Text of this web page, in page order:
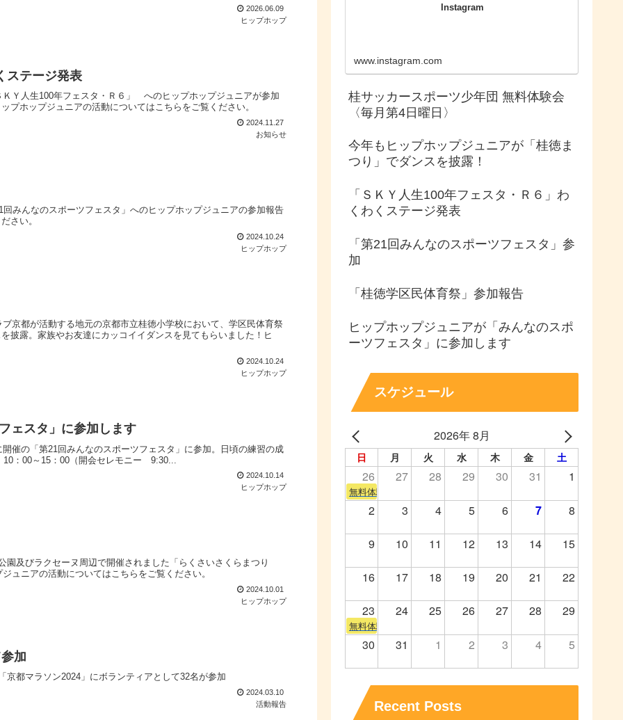
2026.06.09
ヒップホップ
ステージ発表
Ｙ人生100年フェスタ・Ｒ６」 へのヒップホップジュニアが参加
プホップジュニアの活動についてはこちらをご覧ください。
2024.11.27
お知らせ
みんなのスポーツフェスタ」へのヒップホップジュニアの参加報告
さい。
2024.10.24
ヒップホップ
京都が活動する地元の京都市立桂徳小学校において、学区民体育祭
披露。家族やお友達にカッコイイダンスを見てもらいました！ヒ
2024.10.24
ヒップホップ
ェスタ」に参加します
催の「第21回みんなのスポーツフェスタ」に参加。日頃の練習の成
：00～15：00（開会セレモニー 9:30...
2024.10.14
ヒップホップ
及びラクセーヌ周辺で開催されました「らくさいさくらまつり
ュニアの活動についてはこちらをご覧ください。
2024.10.01
ヒップホップ
加
都マラソン2024」にボランティアとして32名が参加
2024.03.10
活動報告
Instagram
www.instagram.com
桂サッカースポーツ少年団 無料体験会
〈毎月第4日曜日〉
今年もヒップホップジュニアが「桂徳ま
つり」でダンスを披露！
「ＳＫＹ人生100年フェスタ・Ｒ６」わ
くわくステージ発表
「第21回みんなのスポーツフェスタ」参
加
「桂徳学区民体育祭」参加報告
ヒップホップジュニアが「みんなのスポ
ーツフェスタ」に参加します
スケジュール
2026年 8月
日 月 火 水 木 金 土
26 27 28 29 30 31 1
無料体験会
2 3 4 5 6 7 8
9 10 11 12 13 14 15
16 17 18 19 20 21 22
23 24 25 26 27 28 29
無料体験会
30 31 1 2 3 4 5
Recent Posts